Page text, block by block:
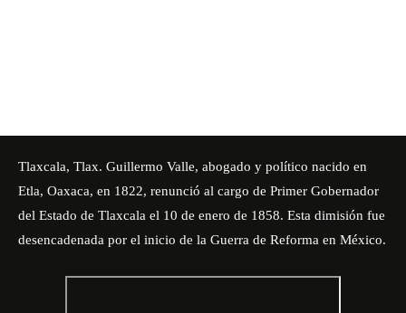
Tlaxcala, Tlax. Guillermo Valle, abogado y político nacido en
Etla, Oaxaca, en 1822, renunció al cargo de Primer Gobernador
del Estado de Tlaxcala el 10 de enero de 1858. Esta dimisión fue
desencadenada por el inicio de la Guerra de Reforma en México.